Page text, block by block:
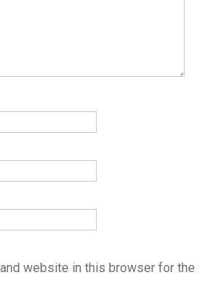
website in this browser for the